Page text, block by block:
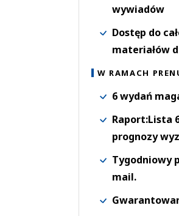
wywiadów
Dostęp do
materiałów
W RAMACH
6 wydań
Raport:Lista
prognozy
Tygodniowy
mail.